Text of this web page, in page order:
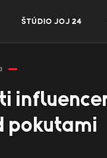
ŠTÚDIO JOJ 24
pokutami